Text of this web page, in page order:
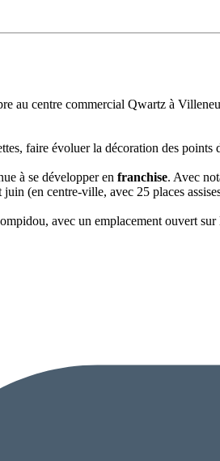
au centre commercial Qwartz à
faire évoluer la décoration des points
à se développer en franchise. Avec
(en centre-ville, avec 25 places
avec un emplacement ouvert